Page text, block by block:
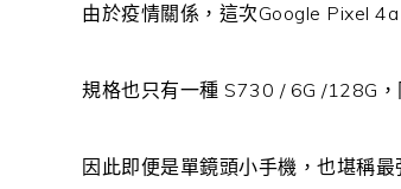
由於疫情關係，這次Google Pixel
規格也只有一種 S730 / 6G /128G
因此即便是單鏡頭小手機，也堪稱